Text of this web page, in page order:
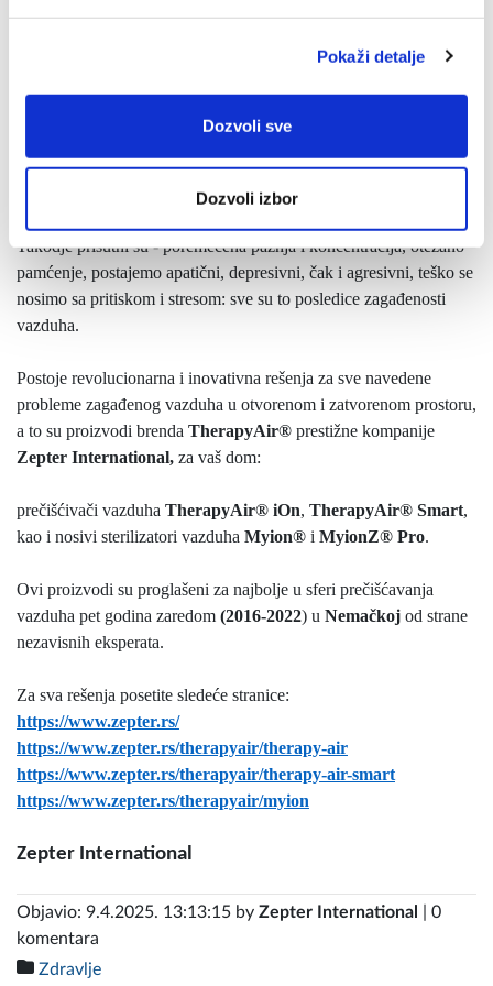
Pokaži detalje
Dozvoli sve
Dozvoli izbor
dugotrajno pamćenje i orijentacija kod odraslih osoba starijih
Takodje prisutni su - poremećena pažnja i koncentracija, otežano
pamćenje, postajemo apatični, depresivni, čak i agresivni, teško se
nosimo sa pritiskom i stresom: sve su to posledice zagađenosti
vazduha.
Postoje revolucionarna i inovativna rešenja za sve navedene
probleme zagađenog vazduha u otvorenom i zatvorenom prostoru,
a to su proizvodi brenda TherapyAir® prestižne kompanije
Zepter International, za vaš dom:
prečišćivači vazduha TherapyAir® iOn, TherapyAir® Smart,
kao i nosivi sterilizatori vazduha Myion® i MyionZ® Pro.
Ovi proizvodi su proglašeni za najbolje u sferi prečišćavanja
vazduha pet godina zaredom (2016-2022) u Nemačkoj od strane
nezavisnih eksperata.
Za sva rešenja posetite sledeće stranice:
https://www.zepter.rs/
https://www.zepter.rs/therapyair/therapy-air
https://www.zepter.rs/therapyair/therapy-air-smart
https://www.zepter.rs/therapyair/myion
Zepter International
Objavio: 9.4.2025. 13:13:15 by Zepter International
| 0
komentara
Zdravlje